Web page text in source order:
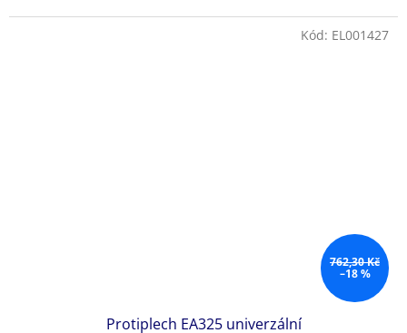
762,30 Kč
–18 %
Protiplech EA325 univerzální
Kód: EL001427